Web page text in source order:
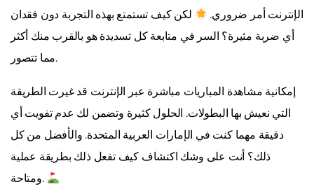
الإنترنت أمر ضروري.
لكن كيف تستمتع بهذه التجربة دون فقدان
أي ضربة مثيرة؟ السر في متابعة كل تسديدة هو بالقرب منك أكثر
مما تتصور.
إمكانية مشاهدة المباريات مباشرة عبر الإنترنت قد غيرت الطريقة
التي نعيش بها البطولات. الحلول كثيرة وتضمن لك عدم تفويت أي
دقيقة مهما كنت في الإمارات العربية المتحدة. والأفضل من كل
ذلك؟ أنت على وشك اكتشاف كيف تفعل ذلك بطريقة عملية
ومتاحة.